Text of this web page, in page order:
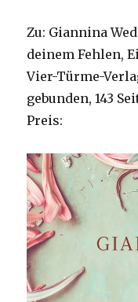
Zu: Giannina
deinem Fehlen,
Vier-Türme-
gebunden, 143
Preis: